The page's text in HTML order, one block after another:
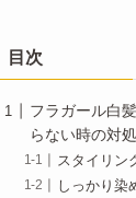
目次
フラガール白
らない時の対
スタイリン
しっかり染